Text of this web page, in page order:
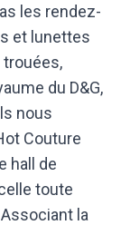
les rendez-
et lunettes
du D&G,
nous
Couture
hall de
toute
la